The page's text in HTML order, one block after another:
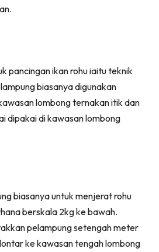
pancingan ikan rohu iaitu teknik
biasanya digunakan
lombong ternakan itik dan
dipakai di kawasan lombong
biasanya untuk menjerat rohu
berskala 2kg ke bawah.
pelampung setengah meter
ke kawasan tengah lombong